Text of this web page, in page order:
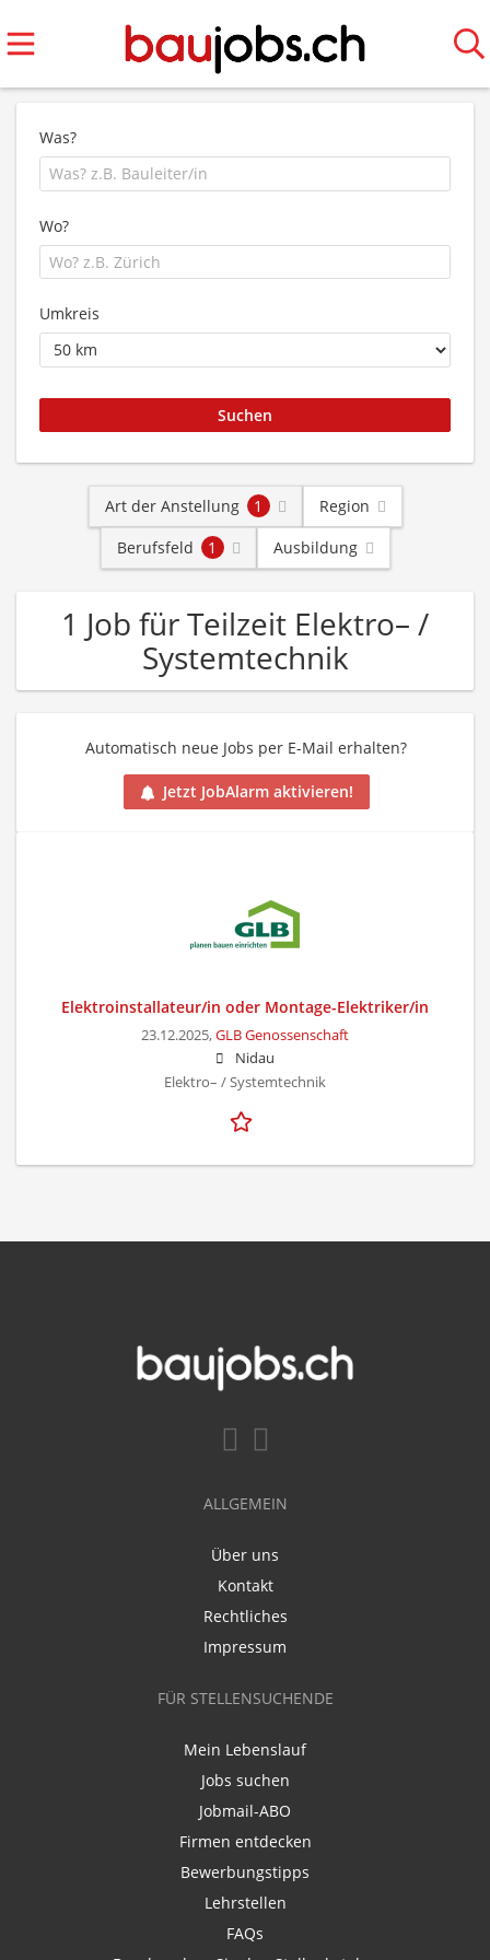
Was?
Wo?
Umkreis
Art der Anstellung 1
Region
Berufsfeld
1 Ausbildung
1 Job für Teilzeit Elektro– /
Systemtechnik
Automatisch neue Jobs per E-Mail erhalten?
Jetzt JobAlarm aktivieren!
Elektroinstallateur/in oder Montage-Elektriker/in
23.12.2025,GLB Genossenschaft
Nidau
Elektro– / Systemtechnik
ALLGEMEIN
Über uns
Kontakt
Rechtliches
Impressum
FÜR STELLENSUCHENDE
Mein Lebenslauf
Jobs suchen
Jobmail-ABO
Firmen entdecken
Bewerbungstipps
Lehrstellen
FAQs